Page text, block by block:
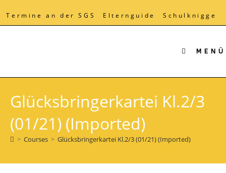
springen
Termine an der SGS Elternguide Schulknigge
MENÜ
Glücksbringerkartei Kl.2/3
(01/21) (Imported)
> Courses > Glücksbringerkartei Kl.2/3 (01/21) (Imported)